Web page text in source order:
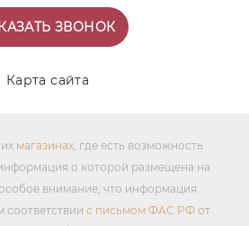
ЗВОНОК
Карта сайта
магазинах, где есть возможность
о которой размещена на
внимание, что информация
с письмом ФАС РФ от